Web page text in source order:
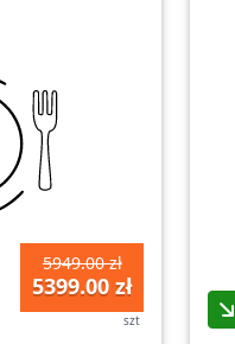
5949.00 zł
5399.00 zł
szt